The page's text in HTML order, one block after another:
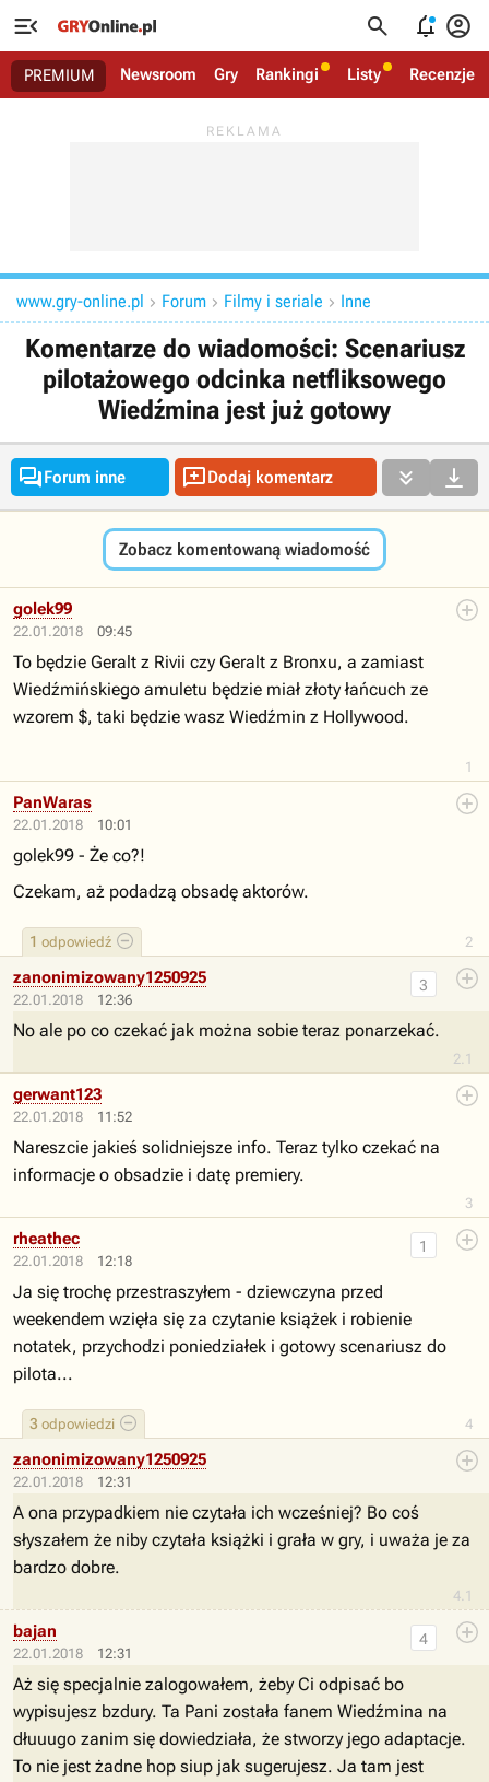
   
PREMIUM Newsroom Gry Rankingi Listy Recenzje
www.gry-online.pl  Forum  Filmy i seriale  Inne
Komentarze do wiadomości: Scenariusz
pilotażowego odcinka netfliksowego
Wiedźmina jest już gotowy
Forum inne Dodaj komentarz  
Zobacz komentowaną wiadomość
22.01.2018 09:45
1
golek99
To będzie Geralt z Rivii czy Geralt z Bronxu, a zamiast
Wiedźmińskiego amuletu będzie miał złoty łańcuch ze
wzorem $, taki będzie wasz Wiedźmin z Hollywood.
22.01.2018 10:01
2
1 odpowiedź
PanWaras
golek99 - Że co?!
Czekam, aż podadzą obsadę aktorów.
22.01.2018 12:36
2.1
3
zanonimizowany1250925
No ale po co czekać jak można sobie teraz ponarzekać.
22.01.2018 11:52
3
gerwant123
Nareszcie jakieś solidniejsze info. Teraz tylko czekać na
informacje o obsadzie i datę premiery.
22.01.2018 12:18
4
1
3 odpowiedzi
rheathec
Ja się trochę przestraszyłem - dziewczyna przed
weekendem wzięła się za czytanie książek i robienie
notatek, przychodzi poniedziałek i gotowy scenariusz do
pilota...
22.01.2018 12:31
4.1
zanonimizowany1250925
A ona przypadkiem nie czytała ich wcześniej? Bo coś
słyszałem że niby czytała książki i grała w gry, i uważa je za
bardzo dobre.
22.01.2018 12:31
4
bajan
Aż się specjalnie zalogowałem, żeby Ci odpisać bo
wypisujesz bzdury. Ta Pani została fanem Wiedźmina na
dłuuugo zanim się dowiedziała, że stworzy jego adaptacje.
To nie jest żadne hop siup jak sugerujesz. Ja tam jest